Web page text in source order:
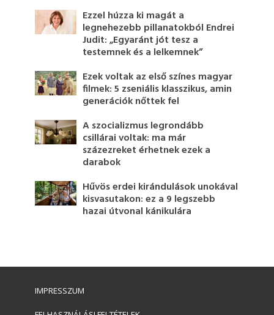
Ezzel húzza ki magát a
legnehezebb pillanatokból Endrei
Judit: „Egyaránt jót tesz a
testemnek és a lelkemnek”
Ezek voltak az első színes magyar
filmek: 5 zseniális klasszikus, amin
generációk nőttek fel
A szocializmus legrondább
csillárai voltak: ma már
százezreket érhetnek ezek a
darabok
Hűvös erdei kirándulások unokával
kisvasutakon: ez a 9 legszebb
hazai útvonal kánikulára
IMPRESSZUM